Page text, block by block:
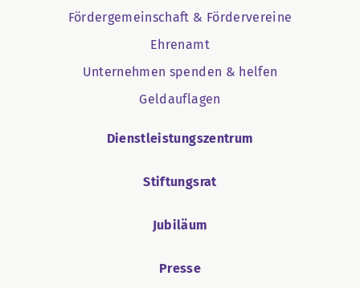
Fördergemeinschaft & Fördervereine
Ehrenamt
Unternehmen spenden & helfen
Geldauflagen
Dienstleistungszentrum
Stiftungsrat
Jubiläum
Presse